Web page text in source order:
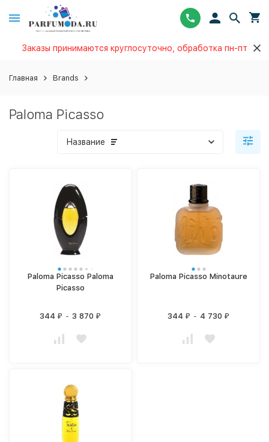
Заказы принимаются круглосуточно, обработка пн-пт
Главная Brands
Paloma Picasso
Название
Paloma Picasso Paloma
Picasso
344₽ - 3 870₽
Paloma Picasso Minotaure
344₽ - 4 730₽